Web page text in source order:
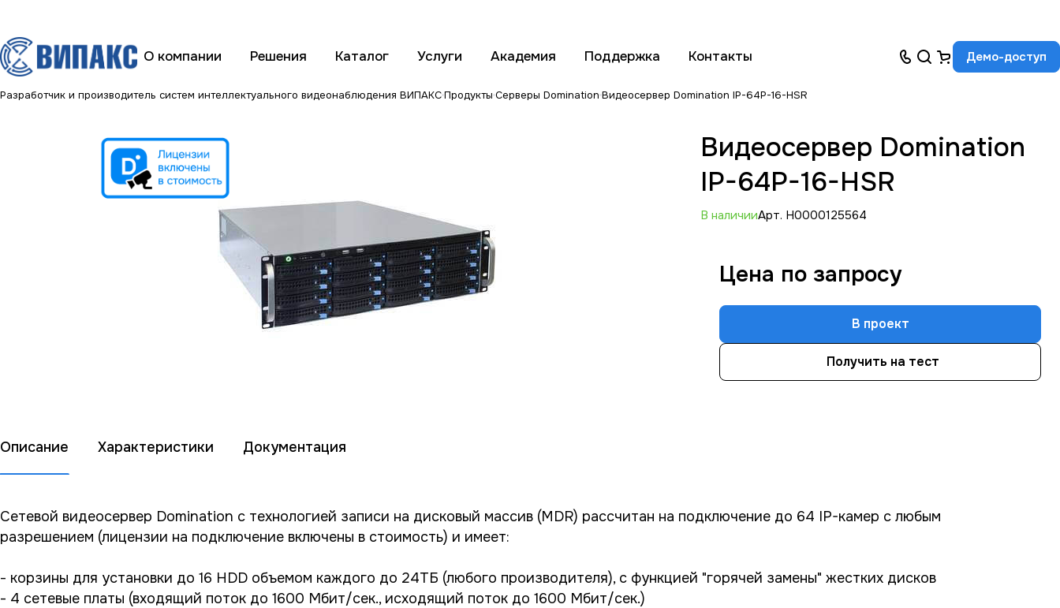
О компании Решения Каталог Услуги Академия Поддержка Контакты Демо-доступ
Разработчик и производитель систем интеллектуального видеонаблюдения ВИПАКСПродукты Серверы Domination Видеосервер Domination IP-64P-16-HSR
Видеосервер Domination
IP-64P-16-HSR
В наличииАрт. Н0000125564
Цена по запросу
В проект
Получить на тест
Описание Характеристики Документация
Сетевой видеосервер Domination с технологией записи на дисковый массив (MDR) рассчитан на подключение до 64 IP-камер с любым
разрешением (лицензии на подключение включены в стоимость) и имеет:
- корзины для установки до 16 HDD объемом каждого до 24ТБ (любого производителя), с функцией "горячей замены" жестких дисков
- 4 сетевые платы (входящий поток до 1600 Мбит/сек., исходящий поток до 1600 Мбит/сек.)